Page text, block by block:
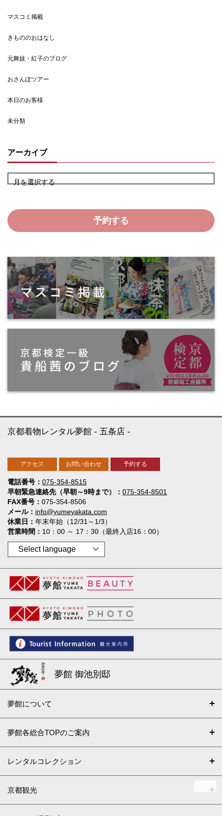
マスコミ掲載
きもののおはなし
元舞妓・紅子のブログ
おさんぽツアー
本日のお客様
未分類
アーカイブ
月を選択する
予約する
電話番号
075-354-8515
早朝緊急連絡先（早朝～9時まで）
075-354-8501
FAX番号
075-354-8506
メール
info@yumeyakata.com
休業日
年末年始（12/31～1/3）
営業時間
10：00 ～ 17：30（最終入店16：00）
京都着物レンタル夢館 五条店
アクセス お問い合わせ 予約する
夢館 御池別邸
夢館について
夢館各総合TOPのご案内
レンタルコレクション
京都観光